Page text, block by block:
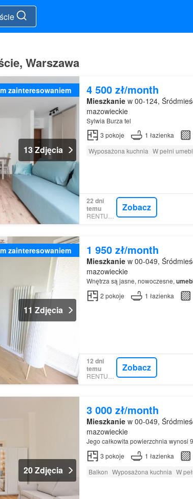
Warszawa
zainteresowaniem
13 Zdjęcia
4 500 zł/month
Mieszkaniew 00-124,
mazowieckie
Sylwia Burza tel
3 pokoje 1 łazienka
Wyposażona kuchnia W pełni
22 dni
temu
RENTUMO
Zobacz
zainteresowaniem
11 Zdjęcia
1 950 zł/month
Mieszkaniew 00-049,
mazowieckie
Wnętrza są jasne, nowoczesne,
2 pokoje 1 łazienka
12 dni
temu
RENTUMO
Zobacz
20 Zdjęcia
3 000 zł/month
Mieszkaniew 00-049,
mazowieckie
Jego całkowita powierzchnia wynosi
3 pokoje 1 łazienka
Balkon Wyposażona kuchnia W